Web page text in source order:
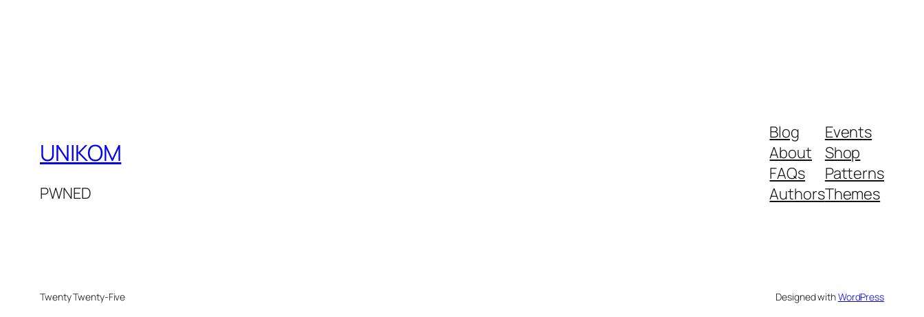
UNIKOM
PWNED
Blog
About
FAQs
Authors
Events
Shop
Patterns
Themes
Twenty Twenty-Five Designed withWordPress